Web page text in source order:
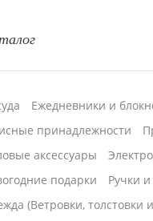
Ежедневники и
принадлежности
аксессуары
подарки
Ручки
(Ветровки, толстовки